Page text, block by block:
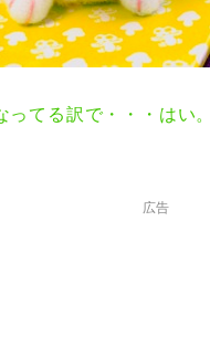
ってる訳で・・・はい
広告